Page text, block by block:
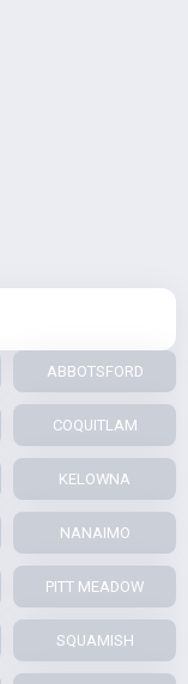
ABBOTSFORD
COQUITLAM
KELOWNA
NANAIMO
PITT MEADOW
SQUAMISH